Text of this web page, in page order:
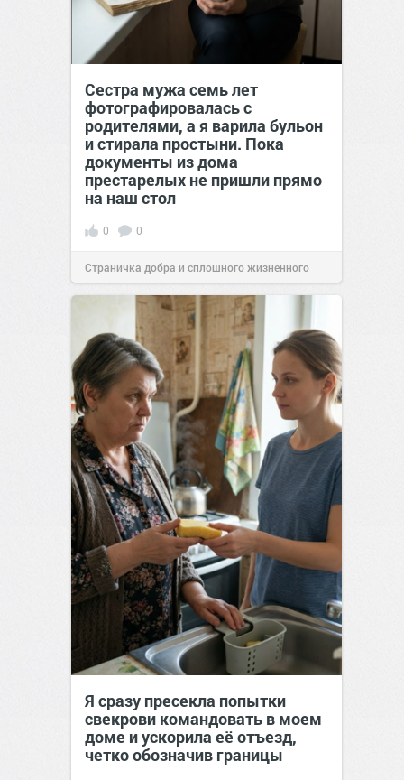
Сестра мужа семь лет
фотографировалась с
родителями, а я варила бульон
и стирала простыни. Пока
документы из дома
престарелых не пришли прямо
на наш стол
0 0
Страничка добра и сплошного жизненного
позитива!00:29Вчера
Я сразу пресекла попытки
свекрови командовать в моем
доме и ускорила её отъезд,
четко обозначив границы